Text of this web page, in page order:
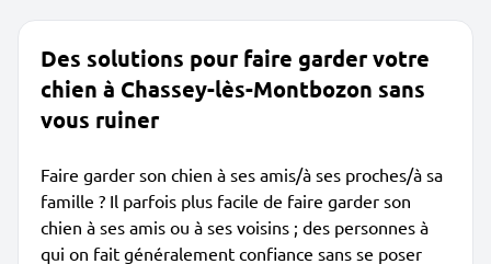
Des solutions pour faire garder votre
chien à Chassey-lès-Montbozon sans
vous ruiner
Faire garder son chien à ses amis/à ses proches/à sa
famille ? Il parfois plus facile de faire garder son
chien à ses amis ou à ses voisins ; des personnes à
qui on fait généralement confiance sans se poser